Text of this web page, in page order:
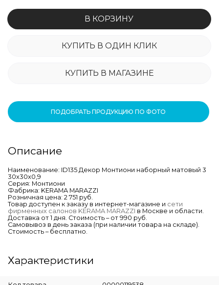
В КОРЗИНУ
КУПИТЬ В ОДИН КЛИК
КУПИТЬ В МАГАЗИНЕ
ПОДОБРАТЬ ПРОДУКЦИЮ ПО ФОТО
Описание
Наименование: ID135 Декор Монтиони наборный матовый 3
30x30x0,9
Серия: Монтиони
Фабрика: KERAMA MARAZZI
Розничная цена: 2 751 руб.
Товар доступен к заказу в интернет-магазине и сети
фирменных салонов KERAMA MARAZZI в Москве и области.
Доставка от 1 дня. Стоимость – от 990 руб.
Самовывоз в день заказа (при наличии товара на складе).
Стоимость – бесплатно.
Характеристики